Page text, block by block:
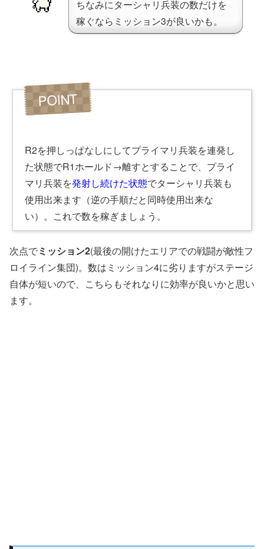
ちなみにターシャリ兵装の数だけを
稼ぐならミッション3が良いかも。
R2を押しっぱなしにしてプライマリ兵装を連発し
た状態でR1ホールド→離すとすることで、プライ
マリ兵装を発射し続けた状態でターシャリ兵装も
使用出来ます（逆の手順だと同時使用出来な
い）。これで数を稼ぎましょう。
次点でミッション2(最後の開けたエリアでの戦闘が敵性フ
ロイライン集団)。数はミッション4に劣りますがステージ
自体が短いので、こちらもそれなりに効率が良いかと思い
ます。